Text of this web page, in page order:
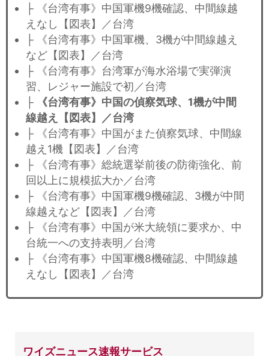
├ 《台湾有事》中国軍機9機確認、中間線越
えなし【図表】／台湾
├ 《台湾有事》中国軍機、3機が中間線越え
など【図表】／台湾
├ 《台湾有事》台湾軍が海水浴場で実弾演
習、レジャー施設で初／台湾
├
《台湾有事》中国の偵察気球、1機が中間
線越え【図表】／台湾
├ 《台湾有事》中国がまた偵察気球、中間線
越え1機【図表】／台湾
├ 《台湾有事》総統選挙前後の防衛強化、前
回以上に規模拡大か／台湾
├ 《台湾有事》中国軍機9機確認、3機が中間
線越えなど【図表】／台湾
├ 《台湾有事》中国が米大統領に要求か、中
台統一への支持表明／台湾
├ 《台湾有事》中国軍機8機確認、中間線越
えなし【図表】／台湾
ワイズニュース速報サービス